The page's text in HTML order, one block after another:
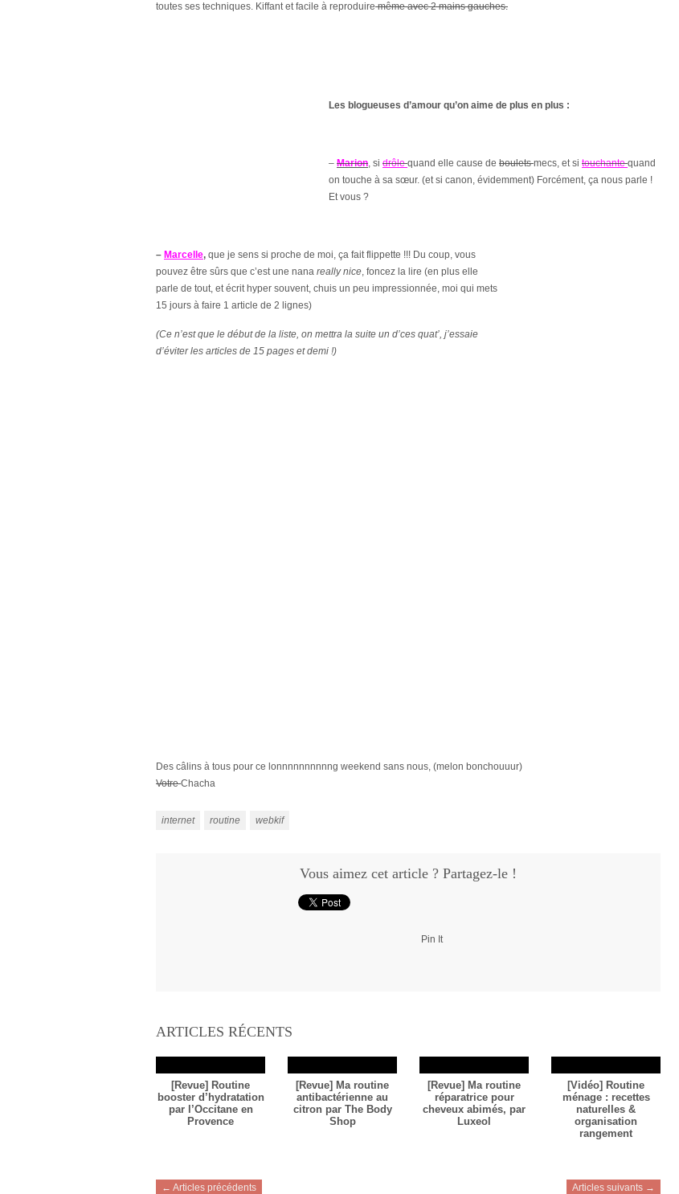
toutes ses techniques. Kiffant et facile à reproduiremême avec 2 mains gauches.
Les bl ogueuses d’amour qu’on aime de plus en plus :
– Marion, si drôlequand elle cause de bouletsmecs, et si touchantequand
on touche à sa sœur. (et si canon, évidemment) Forcément, ça nous parle !
Et vous ?
– Marcelle, que je sens si proche de moi, ça fait flippette !!! Du coup, vous
pouvez être sûrs que c’est une nana really nice, foncez la lire (en plus elle
parle de tout, et écrit hyper souvent, chuis un peu impressionnée, moi qui mets
15 jours à faire 1 article de 2 lignes)
(Ce n’est que le début de la liste, on mettra la suite un d’ces quat’, j’essaie
d’éviter les articles de 15 pages et demi !)
Des câlins à tous pour ce lonnnnnnnnnng weekend sans nous, (melon bonchouuur)
VotreChacha
internet routine webkif
Vous aimez cet article ? Partagez-le !
Pin It
ARTICLES RÉCENTS
[Revue] Routine
booster d’hydratation
par l’Occitane en
Provence
[Revue] Ma routine
antibactérienne au
citron par The Body
Shop
[Revue] Ma routine
réparatrice pour
cheveux abimés, par
Luxeol
[Vidéo] Routine
ménage : recettes
naturelles &
organisation
rangement
← Articles précédents Articles suivants →